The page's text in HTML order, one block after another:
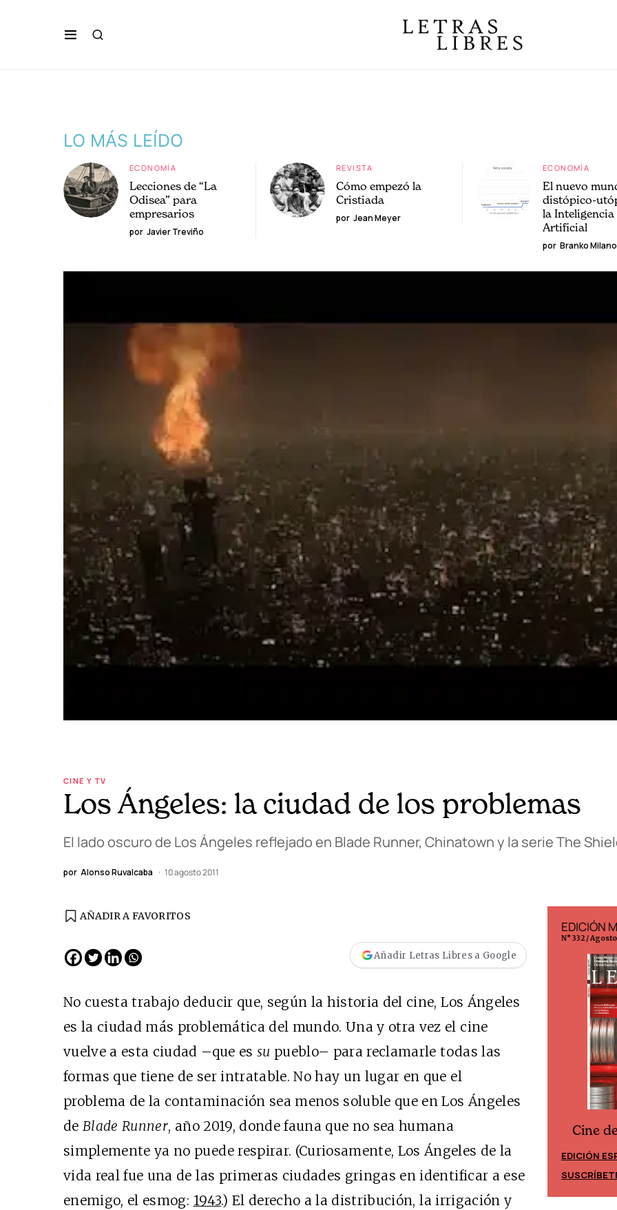
LO MÁS LEÍDO
ECONOMÍA
Lecciones de “La
Odisea” para
empresarios
por Javier Treviño
REVISTA
Cómo empezó la
Cristiada
por Jean Meyer
ECONOMÍA
El nuevo
distópico-
la Inteligencia
Artificial
por Branko
CINE Y TV
Los Ángeles: la ciudad de los problemas
El lado oscuro de Los Ángeles reflejado en Blade Runner, Chinatown y la serie The
por Alonso Ruvalcaba 10 agosto 2011
AÑADIR A FAVORITOS
Añadir Letras Libres a Google
No cuesta trabajo deducir que, según la historia del cine, Los Ángeles
es la ciudad más problemática del mundo. Una y otra vez el cine
vuelve a esta ciudad –que es su pueblo– para reclamarle todas las
formas que tiene de ser intratable. No hay un lugar en que el
problema de la contaminación sea menos soluble que en Los Ángeles
deBlade Runner, año 2019, donde fauna que no sea humana
simplemente ya no puede respirar. (Curiosamente, Los Ángeles de la
vida real fue una de las primeras ciudades gringas en identificar a ese
enemigo, el esmog: 1943.) El derecho a la distribución, la irrigación y
Cine desde los márgenes
EDICIÓN MÉXICO
SUSCRÍBETE
EDICIÓN
N° 332 /
Cine
EDICIÓN